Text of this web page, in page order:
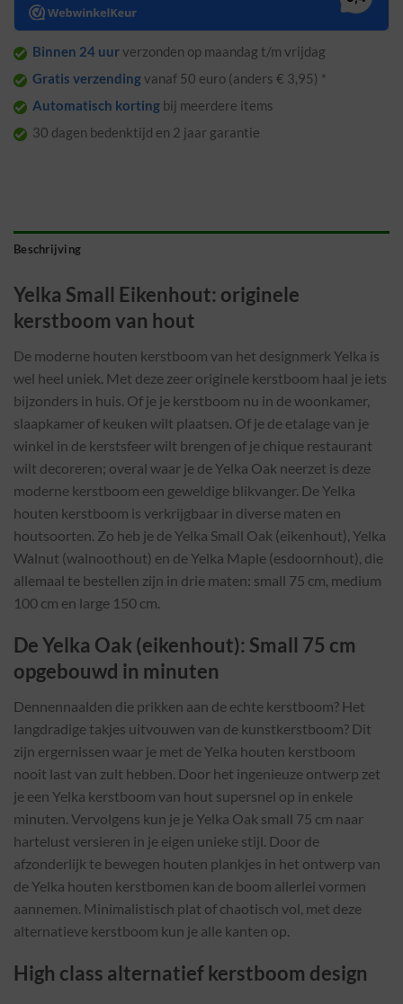
Binnen 24 uurverzonden op maandag t/m vrijdag
Gratis verzendingvanaf 50 euro (anders € 3,95) *
Automatisch korting bij meerdere items
30 dagen bedenktijd en 2 jaar garantie
Beschrijving
Yelka Small Eikenhout: originele
kerstboom van hout
De moderne houten kerstboom van het designmerk Yelka is
wel heel uniek. Met deze zeer originele kerstboom haal je iets
bijzonders in huis. Of je je kerstboom nu in de woonkamer,
slaapkamer of keuken wilt plaatsen. Of je de etalage van je
winkel in de kerstsfeer wilt brengen of je chique restaurant
wilt decoreren; overal waar je de Yelka Oak neerzet is deze
moderne kerstboom een geweldige blikvanger. De Yelka
houten kerstboom is verkrijgbaar in diverse maten en
houtsoorten. Zo heb je de Yelka Small Oak (eikenhout), Yelka
Walnut (walnoothout) en de Yelka Maple (esdoornhout), die
allemaal te bestellen zijn in drie maten: small 75 cm, medium
100 cm en large 150 cm.
De Yelka Oak (eikenhout): Small 75 cm
opgebouwd in minuten
Dennennaalden die prikken aan de echte kerstboom? Het
langdradige takjes uitvouwen van de kunstkerstboom? Dit
zijn ergernissen waar je met de Yelka houten kerstboom
nooit last van zult hebben. Door het ingenieuze ontwerp zet
je een Yelka kerstboom van hout supersnel op in enkele
minuten. Vervolgens kun je je Yelka Oak small 75 cm naar
hartelust versieren in je eigen unieke stijl. Door de
afzonderlijk te bewegen houten plankjes in het ontwerp van
de Yelka houten kerstbomen kan de boom allerlei vormen
aannemen. Minimalistisch plat of chaotisch vol, met deze
alternatieve kerstboom kun je alle kanten op.
High class alternatief kerstboom design